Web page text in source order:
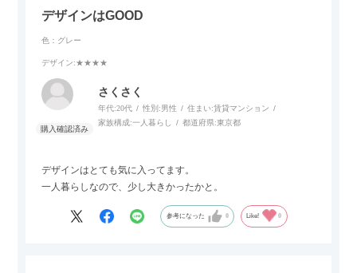
デザインはGOOD
色：グレー
デザイン:★★★★
さくさく
年代:20代 性別:男性 住まい:賃貸マンション
家族構成:一人暮らし 都道府県:東京都
デザインはとても気に入ってます。
一人暮らしなので、少し大きかったかと。
参考になった 0 Like! 0